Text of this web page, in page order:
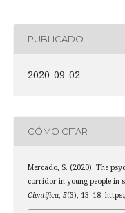
PUBLICADO
2020-09-02
CÓMO CITAR
Mercado, S. (2020). The
corridor in young people in
Científica, 5(3), 13–18.